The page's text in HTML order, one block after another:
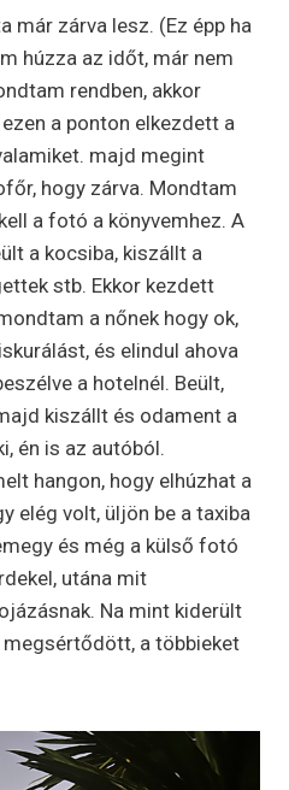
már zárva lesz. (Ez épp ha
húzza az időt, már nem
rendben, akkor
a ponton elkezdett a
majd megint
hogy zárva. Mondtam
a fotó a könyvemhez. A
a kocsiba, kiszállt a
stb. Ekkor kezdett
a nőnek hogy ok,
és elindul ahova
a hotelnél. Beült,
kiszállt és odament a
én is az autóból.
hangon, hogy elhúzhat a
elég volt, üljön be a taxiba
és még a külső fotó
utána mit
Na mint kiderült
a többieket